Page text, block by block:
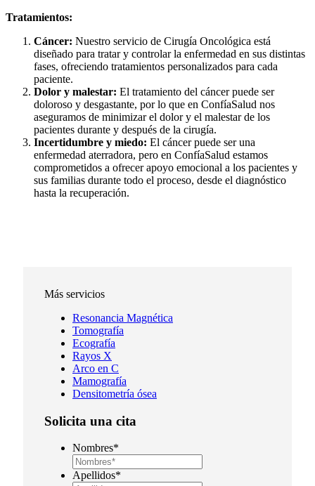
Tratamientos:
Cáncer: Nuestro servicio de Cirugía Oncológica está
diseñado para tratar y controlar la enfermedad en sus distintas
fases, ofreciendo tratamientos personalizados para cada
paciente.
Dolor y malestar: El tratamiento del cáncer puede ser
doloroso y desgastante, por lo que en ConfíaSalud nos
aseguramos de minimizar el dolor y el malestar de los
pacientes durante y después de la cirugía.
Incertidumbre y miedo: El cáncer puede ser una
enfermedad aterradora, pero en ConfíaSalud estamos
comprometidos a ofrecer apoyo emocional a los pacientes y
sus familias durante todo el proceso, desde el diagnóstico
hasta la recuperación.
Más servicios
Resonancia Magnética
Tomografía
Ecografía
Rayos X
Arco en C
Mamografía
Densitometría ósea
Solicita una cita
Nombres*
Apellidos*